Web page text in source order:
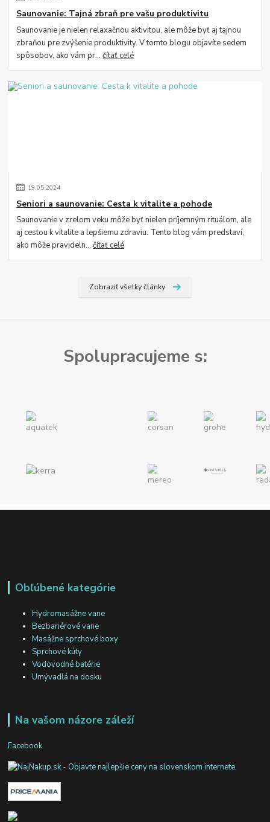
Saunovanie: Tajná zbraň pre vašu produktivitu
Saunovanie je nielen relaxačnou aktivitou, ale môže byť aj tajnou
zbraňou pre zvýšenie produktivity. V tomto blogu objavíte sedem
spôsobov, ako vám pr...čítať celé
19.05.2024
Seniori a saunovanie: Cesta k vitalite a pohode
Saunovanie v zrelom veku môže byť nielen príjemným rituálom, ale
aj cestou k vitalite a lepšiemu zdraviu. Tento blog vám predstaví,
ako môže pravideln...čítať celé
Zobraziť všetky články
Spolupracujeme s:
Obľúbené kategórie
Hydromasážne vane
Bezbariérové vane
Masážne sprchové boxy
Sprchové kúty
Vodovodné batérie
Umývadlá na dosku
Na vašom názore záleží
Facebook